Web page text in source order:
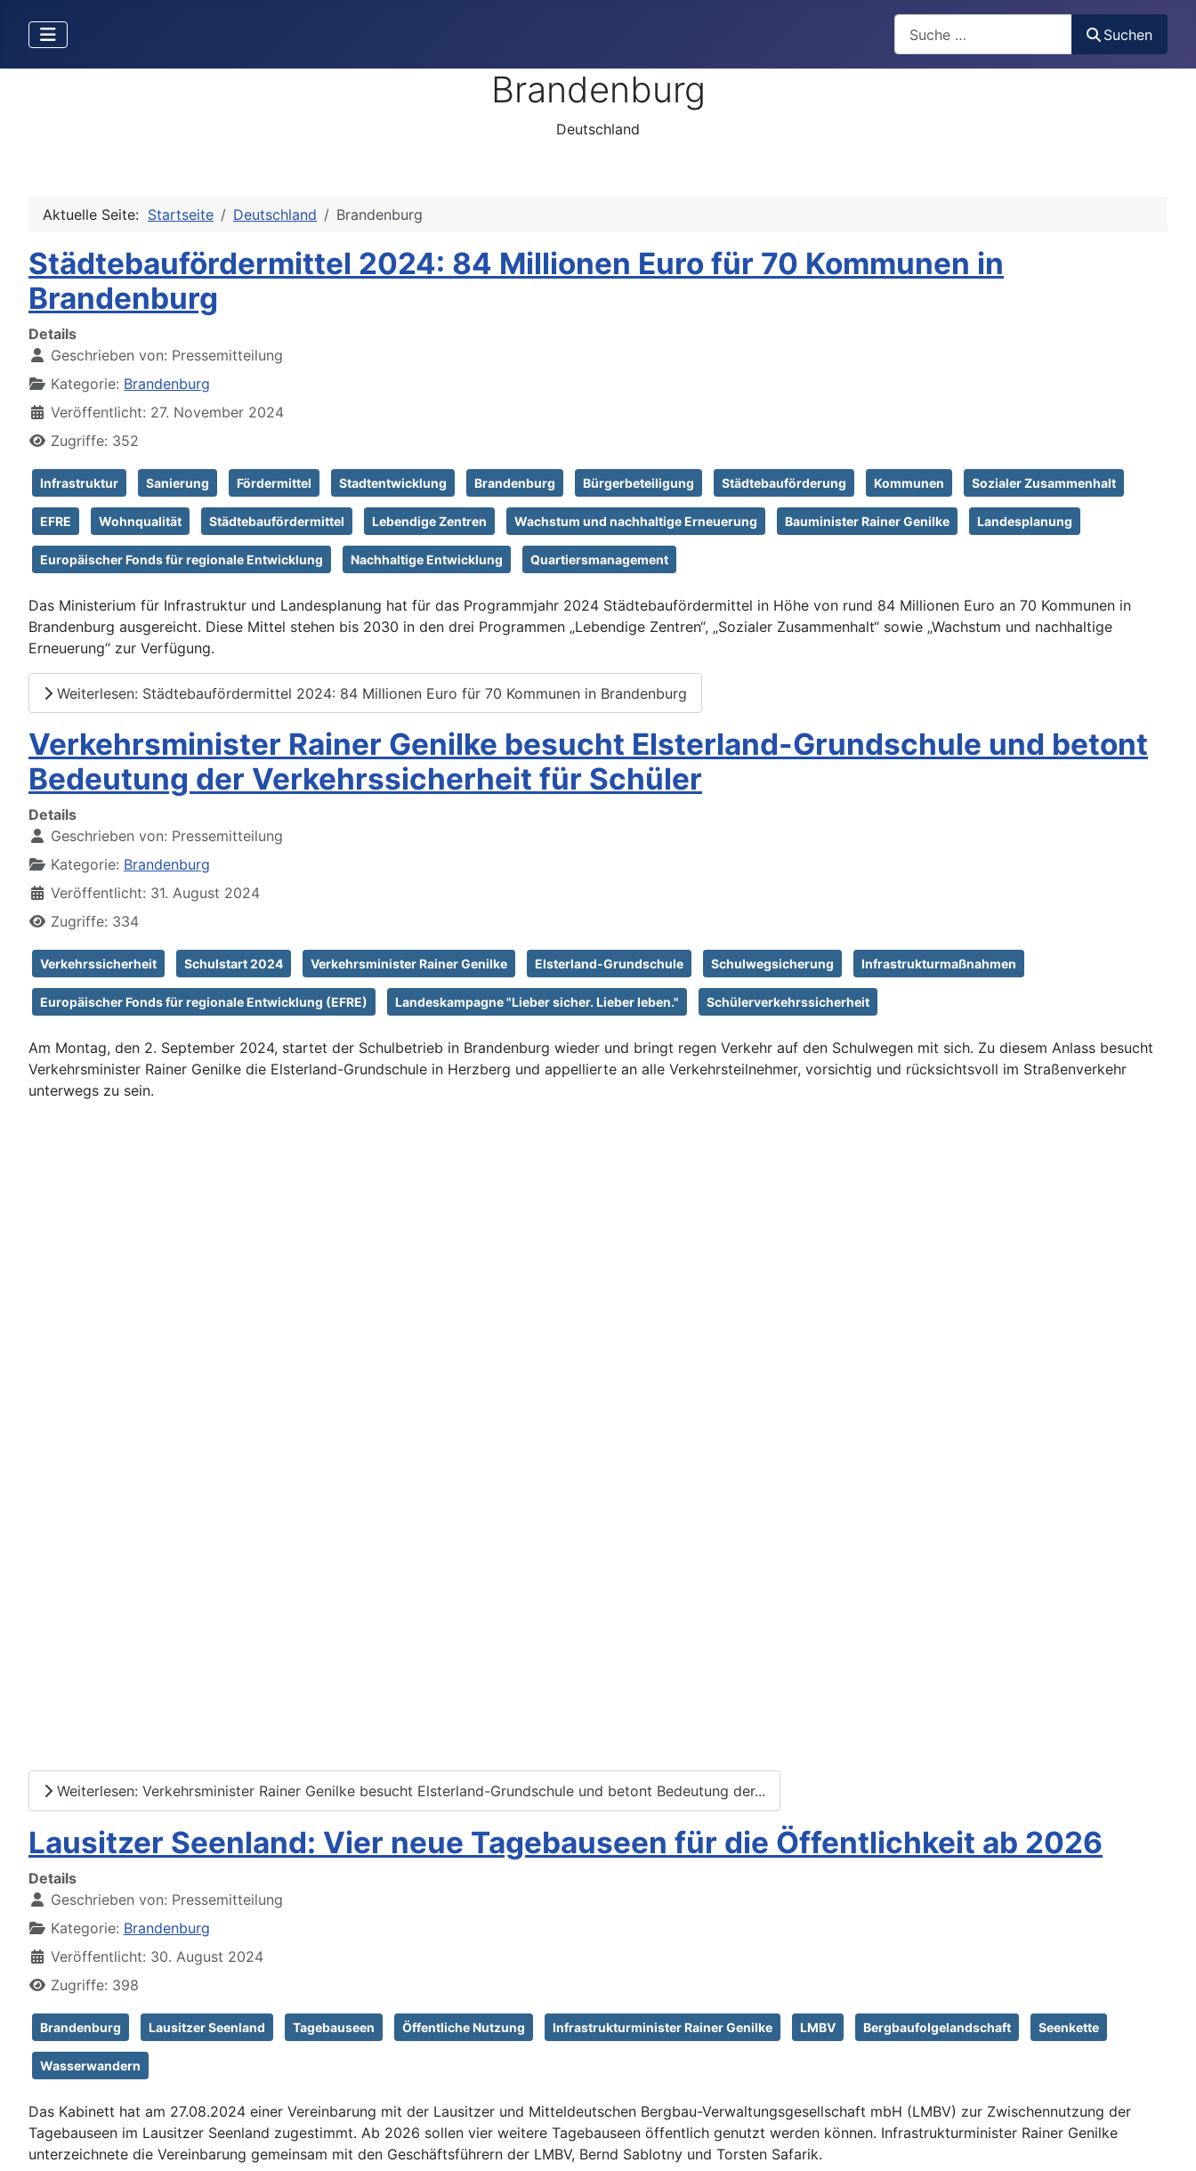
Suchen
Brandenburg
Deutschland
Aktuelle Seite: Startseite Deutschland Brandenburg
Städtebaufördermittel 2024: 84 Millionen Euro für 70 Kommunen in
Brandenburg
Details
Geschrieben von: Pressemitteilung
Kategorie: Brandenburg
Veröffentlicht: 27. November 2024
Zugriffe: 352
Infrastruktur Sanierung Fördermittel Stadtentwicklung Brandenburg Bürgerbeteiligung Städtebauförderung Kommunen Sozialer Zusammenhalt
EFRE Wohnqualität Städtebaufördermittel Lebendige Zentren Wachstum und nachhaltige Erneuerung Bauminister Rainer Genilke Landesplanung
Europäischer Fonds für regionale Entwicklung Nachhaltige Entwicklung Quartiersmanagement
Das Ministerium für Infrastruktur und Landesplanung hat für das Programmjahr 2024 Städtebaufördermittel in Höhe von rund 84 Millionen Euro an 70 Kommunen in
Brandenburg ausgereicht. Diese Mittel stehen bis 2030 in den drei Programmen „Lebendige Zentren“, „Sozialer Zusammenhalt“ sowie „Wachstum und nachhaltige
Erneuerung“ zur Verfügung.
Weiterlesen: Städtebaufördermittel 2024: 84 Millionen Euro für 70 Kommunen in Brandenburg
Verkehrsminister Rainer Genilke besucht Elsterland-Grundschule und betont
Bedeutung der Verkehrssicherheit für Schüler
Details
Geschrieben von: Pressemitteilung
Kategorie: Brandenburg
Veröffentlicht: 31. August 2024
Zugriffe: 334
Verkehrssicherheit Schulstart 2024 Verkehrsminister Rainer Genilke Elsterland-Grundschule Schulwegsicherung Infrastrukturmaßnahmen
Europäischer Fonds für regionale Entwicklung (EFRE) Landeskampagne "Lieber sicher. Lieber leben." Schülerverkehrssicherheit
Am Montag, den 2. September 2024, startet der Schulbetrieb in Brandenburg wieder und bringt regen Verkehr auf den Schulwegen mit sich. Zu diesem Anlass besucht
Verkehrsminister Rainer Genilke die Elsterland-Grundschule in Herzberg und appellierte an alle Verkehrsteilnehmer, vorsichtig und rücksichtsvoll im Straßenverkehr
unterwegs zu sein.
Weiterlesen: Verkehrsminister Rainer Genilke besucht Elsterland-Grundschule und betont Bedeutung der...
Lausitzer Seenland: Vier neue Tagebauseen für die Öffentlichkeit ab 2026
Details
Geschrieben von: Pressemitteilung
Kategorie: Brandenburg
Veröffentlicht: 30. August 2024
Zugriffe: 398
Brandenburg Lausitzer Seenland Tagebauseen Öffentliche Nutzung Infrastrukturminister Rainer Genilke LMBV Bergbaufolgelandschaft Seenkette
Wasserwandern
Das Kabinett hat am 27.08.2024 einer Vereinbarung mit der Lausitzer und Mitteldeutschen Bergbau-Verwaltungsgesellschaft mbH (LMBV) zur Zwischennutzung der
Tagebauseen im Lausitzer Seenland zugestimmt. Ab 2026 sollen vier weitere Tagebauseen öffentlich genutzt werden können. Infrastrukturminister Rainer Genilke
unterzeichnete die Vereinbarung gemeinsam mit den Geschäftsführern der LMBV, Bernd Sablotny und Torsten Safarik.